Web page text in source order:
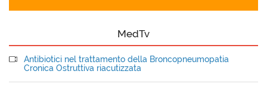
MedTv
Antibiotici nel trattamento della Broncopneumopatia
Cronica Ostruttiva riacutizzata